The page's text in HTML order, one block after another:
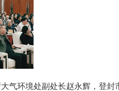
气环境处副处长赵永辉，登封